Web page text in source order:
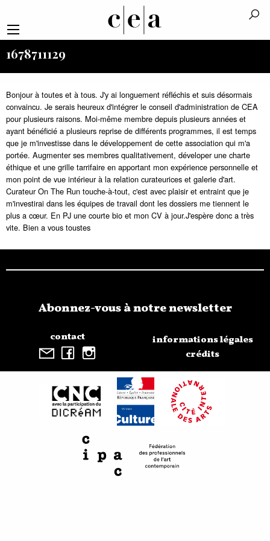
1678711129
Bonjour à toutes et à tous. J'y ai longuement réfléchis et suis désormais
convaincu. Je serais heureux d'intégrer le conseil d'administration de CEA
pour plusieurs raisons. Moi-même membre depuis plusieurs années et
ayant bénéficié a plusieurs reprise de différents programmes, il est temps
que je m'investisse dans le développement de cette association qui m'a
portée. Augmenter ses membres qualitativement, déveloper une charte
éthique et une grille tarrifaire en apportant mon expérience personnelle et
mon point de vue intérieur à la relation curateurices et galerie d'art.
Curateur On The Run touche-à-tout, c'est avec plaisir et entraint que je
m'investirai dans les équipes de travail dont les dossiers me tiennent le
plus a cœur. En PJ une courte bio et mon CV à jour.J'espère donc a très
vite. Bien a vous toustes
contact
Abonnez-vous à notre newsletter
informations légales
crédits